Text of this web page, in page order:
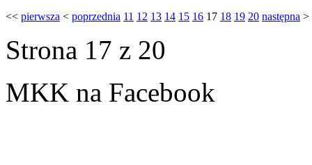
<< pierwsza < poprzednia 11 12 13 14 15 16 17 18 19 20 następna >
Strona 17 z 20
MKK na Facebook